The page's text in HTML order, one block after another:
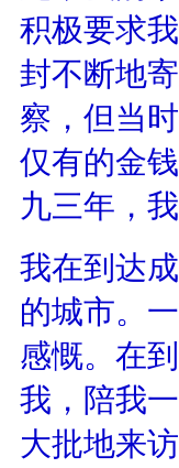
积极要求
封不断地
察，但当
仅有的金
九三年，
我在到达
的城市。
感慨。在
我，陪我
大批地来